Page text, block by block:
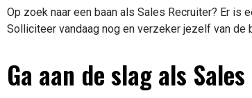
Op zoek naar een baan als Sales Recruiter? Er is
Solliciteer vandaag nog en verzeker jezelf van de
Ga aan de slag als